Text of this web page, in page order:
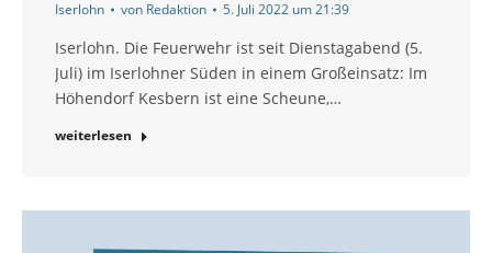
Iserlohn von Redaktion 5. Juli 2022 um 21:39
Iserlohn. Die Feuerwehr ist seit Dienstagabend (5.
Juli) im Iserlohner Süden in einem Großeinsatz: Im
Höhendorf Kesbern ist eine Scheune,…
weiterlesen